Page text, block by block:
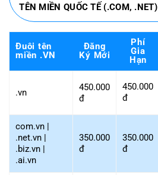
TÊN MIỀN QUỐC TẾ (.COM, .NET)
Đuôi tên
miền .VN
Đăng
Ký Mới
Phí
Gia
Hạn
.vn
450.000
đ
450.000
đ
com.vn |
.net.vn |
.biz.vn |
.ai.vn
350.000
đ
350.000
đ